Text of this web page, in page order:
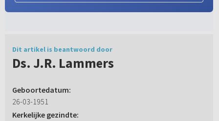
Dit artikel is beantwoord door
Ds. J.R. Lammers
Geboortedatum:
26-03-1951
Kerkelijke gezindte: